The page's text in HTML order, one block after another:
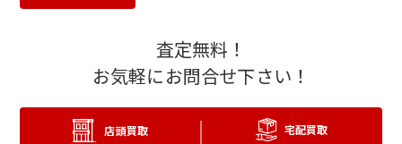
査定無料！
お気軽にお問合せ下さい！
店頭買取 宅配買取